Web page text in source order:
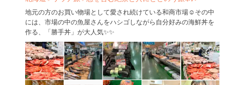
地元の方のお買い物場として愛され続けている和商市場☺️その中
には、市場の中の魚屋さんをハシゴしながら自分好みの海鮮丼を
作る、「勝手丼」が大人気✨✨